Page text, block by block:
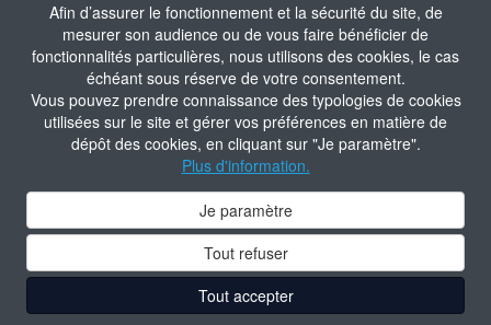
Afin d’assurer le fonctionnement et la sécurité du site, de
mesurer son audience ou de vous faire bénéficier de
fonctionnalités particulières, nous utilisons des cookies, le cas
échéant sous réserve de votre consentement.
Vous pouvez prendre connaissance des typologies de cookies
utilisées sur le site et gérer vos préférences en matière de
dépôt des cookies, en cliquant sur "Je paramètre".
Plus d'information.
Je paramètre
Tout refuser
Tout accepter